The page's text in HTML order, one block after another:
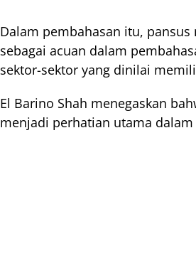
Dalam pembahasan itu,
sebagai acuan dalam
sektor-sektor yang dinilai
El Barino Shah menegaskan
menjadi perhatian utama